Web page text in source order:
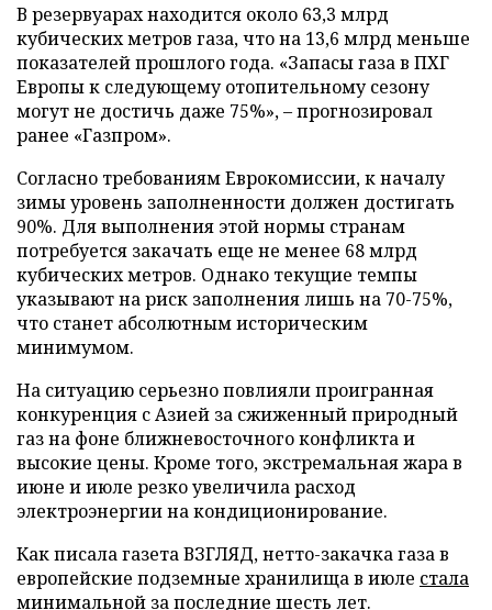
В резервуарах находится около 63,3 млрд
кубических метров газа, что на 13,6 млрд меньше
показателей прошлого года. «Запасы газа в ПХГ
Европы к следующему отопительному сезону
могут не достичь даже 75%», – прогнозировал
ранее «Газпром».
Согласно требованиям Еврокомиссии, к началу
зимы уровень заполненности должен достигать
90%. Для выполнения этой нормы странам
потребуется закачать еще не менее 68 млрд
кубических метров. Однако текущие темпы
указывают на риск заполнения лишь на 70-75%,
что станет абсолютным историческим
минимумом.
На ситуацию серьезно повлияли проигранная
конкуренция с Азией за сжиженный природный
газ на фоне ближневосточного конфликта и
высокие цены. Кроме того, экстремальная жара в
июне и июле резко увеличила расход
электроэнергии на кондиционирование.
Как писала газета ВЗГЛЯД, нетто-закачка газа в
европейские подземные хранилища в июле стала
минимальной за последние шесть лет.